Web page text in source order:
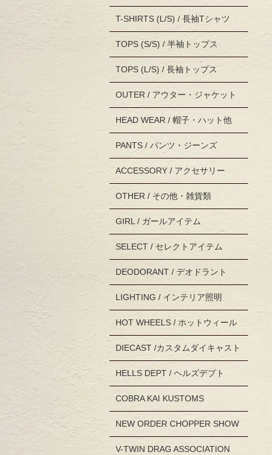
T-SHIRTS (L/S) / 長袖Tシャツ
TOPS (S/S) / 半袖トップス
TOPS (L/S) / 長袖トップス
OUTER / アウター・ジャケット
HEAD WEAR / 帽子・ハット他
PANTS / パンツ・ジーンズ
ACCESSORY / アクセサリー
OTHER / その他・雑貨類
GIRL / ガールアイテム
SELECT / セレクトアイテム
DEODORANT / デオドラント
LIGHTING / インテリア照明
HOT WHEELS / ホットウィール
DIECAST /カスタムダイキャスト
HELLS DEPT / ヘルズデプト
COBRA KAI KUSTOMS
NEW ORDER CHOPPER SHOW
V-TWIN DRAG ASSOCIATION